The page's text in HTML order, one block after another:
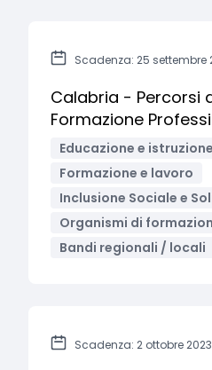
Scadenza: 25 settembre
Calabria - Percorsi
Formazione
Educazione e istruzione
Formazione e lavoro
Inclusione Sociale e
Organismi di
Bandi regionali / locali
Scadenza: 2 ottobre 2023